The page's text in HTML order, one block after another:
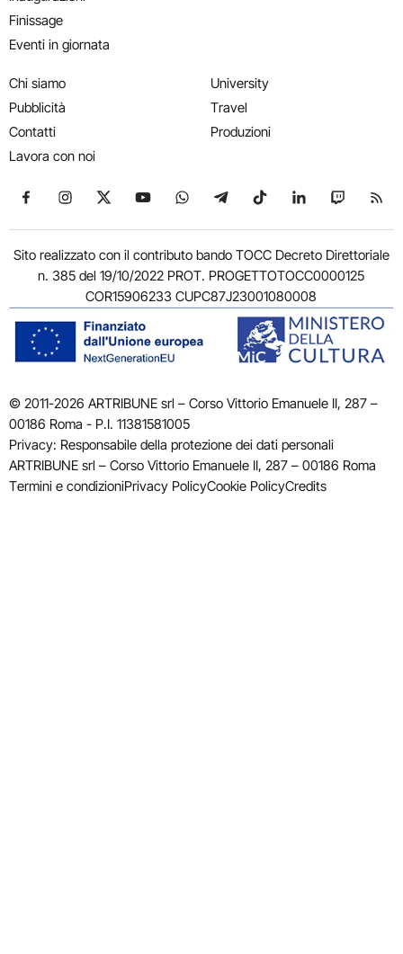
Finissage
Eventi in giornata
Chi siamo
Pubblicità
Contatti
Lavora con noi
University
Travel
Produzioni
Seguici su Facebook
Seguici su Instagram
Seguici su X
Seguici su YouTube
Seguici su WhatsApp
Seguici su Telegram
Seguici su TikTok
Seguici su
Seguici
Sito realizzato con il contributo bando TOCC Decreto Direttoriale
n. 385 del 19/10/2022 PROT. PROGETTOTOCC0000125
COR15906233 CUPC87J23001080008
© 2011-2026 ARTRIBUNE srl – Corso Vittorio Emanuele II, 287 –
00186 Roma - P.I. 11381581005
Privacy: Responsabile della protezione dei dati personali
ARTRIBUNE srl – Corso Vittorio Emanuele II, 287 – 00186 Roma
Termini e condizioniPrivacy PolicyCookie PolicyCredits